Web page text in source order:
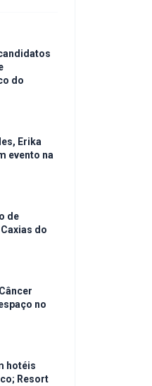
do
Erika
evento na
de
do
no
hotéis
Resort